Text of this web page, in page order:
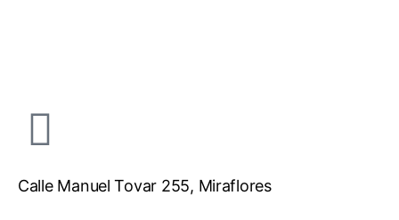
Calle Manuel Tovar 255, Miraflores